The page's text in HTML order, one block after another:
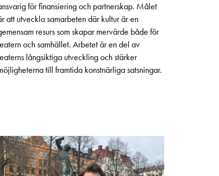
för finansiering och partnerskap. Målet
att utveckla samarbeten där kultur är en
resurs som skapar mervärde både för
och samhället. Arbetet är en del av
långsiktiga utveckling och stärker
till framtida konstnärliga satsningar.